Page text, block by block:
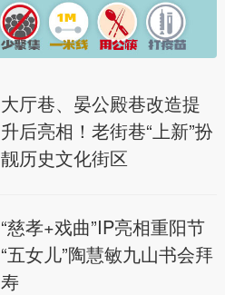
大厅巷、晏公殿巷改造提
升后亮相！老街巷“上新”扮
靓历史文化街区
“慈孝+戏曲”IP亮相重阳节
“五女儿”陶慧敏九山书会拜
寿